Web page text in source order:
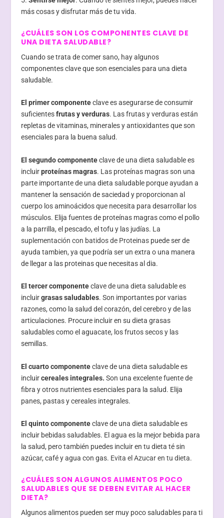
más cosas y disfrutar más de tu vida.
¿CUÁLES SON LOS COMPONENTES CLAVE DE
UNA DIETA SALUDABLE?
Cuando se trata de comer sano, hay algunos
componentes clave que son esenciales para una dieta
saludable.
El primer componenteclave es asegurarse de consumir
suficientesfrutas y verduras. Las frutas y verduras están
repletas de vitaminas, minerales y antioxidantes que son
esenciales para la buena salud.
El segundo componenteclave de una dieta saludable es
incluirproteínas magras. Las proteínas magras son una
parte importante de una dieta saludable porque ayudan a
mantener la sensación de saciedad y proporcionan al
cuerpo los aminoácidos que necesita para desarrollar los
músculos. Elija fuentes de proteínas magras como el pollo
a la parrilla, el pescado, el tofu y las judías. La
suplementación con batidos de Proteinas puede ser de
ayuda tambien, ya que podría ser un extra o una manera
de llegar a las proteinas que necesitas al dia.
El tercer componenteclave de una dieta saludable es
incluirgrasas saludables. Son importantes por varias
razones, como la salud del corazón, del cerebro y de las
articulaciones. Procure incluir en su dieta grasas
saludables como el aguacate, los frutos secos y las
semillas.
El cuarto componenteclave de una dieta saludable es
incluircereales integrales. Son una excelente fuente de
fibra y otros nutrientes esenciales para la salud. Elija
panes, pastas y cereales integrales.
El quinto componenteclave de una dieta saludable es
incluir bebidas saludables. El agua es la mejor bebida para
la salud, pero también puedes incluir en tu dieta té sin
azúcar, café y agua con gas. Evita el Azucar en tu dieta.
¿CUÁLES SON ALGUNOS ALIMENTOS POCO
SALUDABLES QUE SE DEBEN EVITAR AL HACER
DIETA?
Algunos alimentos pueden ser muy poco saludables para ti